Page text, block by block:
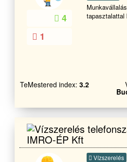
4
1
tapasztalattal
TeMestered index: 3.2
IMRO-ÉP Kft
Vízszerelés